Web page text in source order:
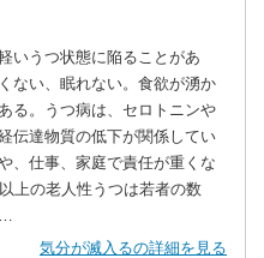
いうつ状態に陥ることがあ
ない、眠れない。食欲が湧か
る。うつ病は、セロトニンや
伝達物質の低下が関係してい
、仕事、家庭で責任が重くな
上の老人性うつは若者の数
…
気分が滅入るの詳細を見る